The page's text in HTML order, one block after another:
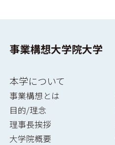
事業構想大学院大学
本学について
事業構想とは
目的/理念
理事長挨拶
大学院概要